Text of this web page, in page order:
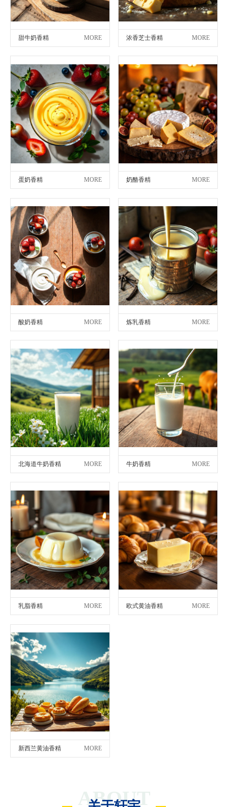
甜牛奶香精 MORE 浓香芝士香精 MORE
蛋奶香精 MORE 奶酪香精 MORE
酸奶香精 MORE 炼乳香精 MORE
北海道牛奶香精 MORE 牛奶香精 MORE
乳脂香精 MORE 欧式黄油香精 MORE
新西兰黄油香精 MORE
ABOUT